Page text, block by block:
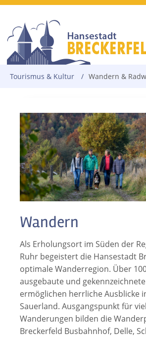
Tourismus & Kultur / Wandern &
Wandern
Als Erholungsort im Süden der
Ruhr begeistert die Hansestadt
optimale Wanderregion. Über
ausgebaute und
ermöglichen herrliche Ausblicke
Sauerland. Ausgangspunkt für
Wanderungen bilden die
Breckerfeld Busbahnhof, Delle,